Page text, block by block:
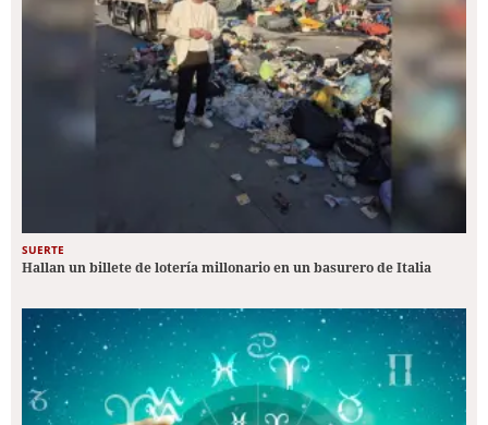
SUERTE
Hallan un billete de lotería millonario en un basurero de Italia